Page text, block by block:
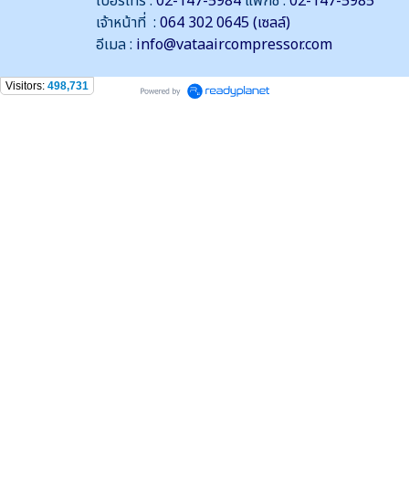
เจ้าหน้าที่ : 064 302 0645 (เซลล์)
อีเมล : info@vataaircompressor.com
Visitors: 498,731